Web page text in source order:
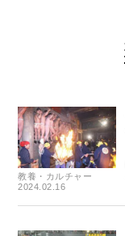
教養・カルチャー
2024.02.16